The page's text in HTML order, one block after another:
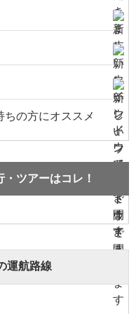
ちの方にオススメ
ツアーはコレ！
運航路線